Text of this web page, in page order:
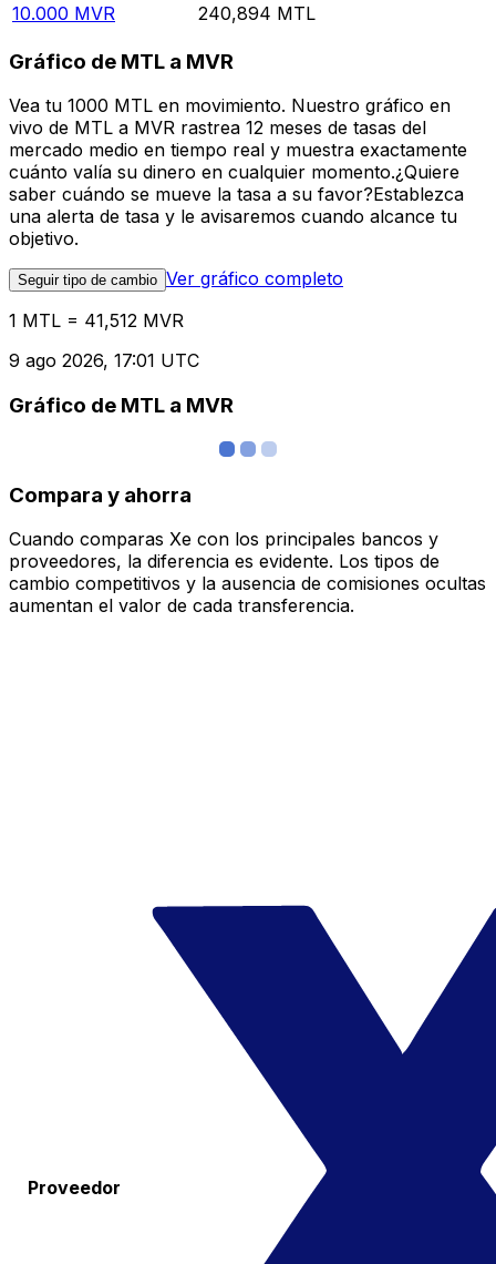
10.000 MVR 240,894 MTL
Gráfico de MTL a MVR
Vea tu 1000 MTL en movimiento. Nuestro gráfico en
vivo de MTL a MVR rastrea 12 meses de tasas del
mercado medio en tiempo real y muestra exactamente
cuánto valía su dinero en cualquier momento.¿Quiere
saber cuándo se mueve la tasa a su favor?Establezca
una alerta de tasa y le avisaremos cuando alcance tu
objetivo.
Seguir tipo de cambio Ver gráfico completo
1 MTL = 41,512 MVR
9 ago 2026, 17:01 UTC
Gráfico de MTL a MVR
Compara y ahorra
Cuando comparas Xe con los principales bancos y
proveedores, la diferencia es evidente. Los tipos de
cambio competitivos y la ausencia de comisiones ocultas
aumentan el valor de cada transferencia.
Proveedor